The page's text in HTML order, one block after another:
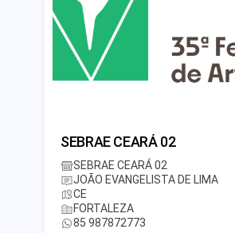
SEBRAE CEARÁ 02
SEBRAE CEARÁ 02
JOÃO EVANGELISTA DE LIMA
CE
FORTALEZA
85 987872773